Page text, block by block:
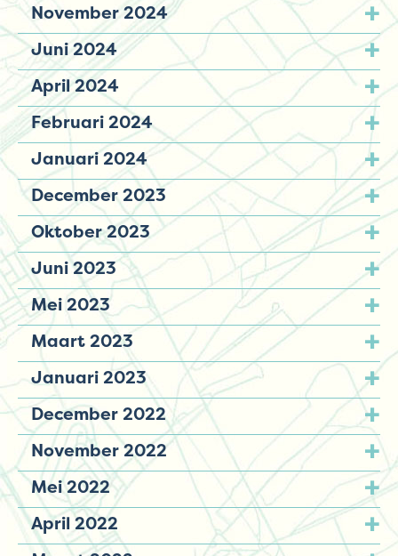
November 2024
Juni 2024
April 2024
Februari 2024
Januari 2024
December 2023
Oktober 2023
Juni 2023
Mei 2023
Maart 2023
Januari 2023
December 2022
November 2022
Mei 2022
April 2022